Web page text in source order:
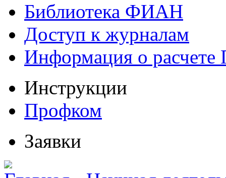
Библиотека ФИАН
Доступ к журналам
Информация о
Инструкции
Профком
Заявки